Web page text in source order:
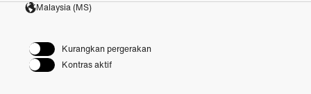
Malaysia (MS)
Kurangkan pergerakan
Kontras aktif